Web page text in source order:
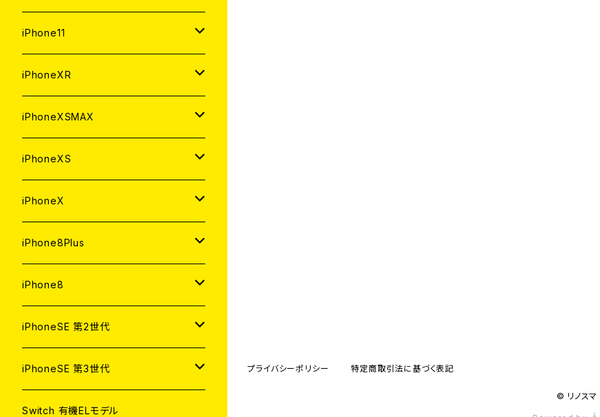
中古（整備済み）
中古（整備済み）
新品
中古（整備済み）
中古（整備済み）
新品
中古（整備済み）
64GB
新品
中古（整備済み）
新品
中古（整備済み）
256GB
新品
中古（整備済み）
64GB
新品
中古（整備済み）
512GB
新品
中古（整備済み）
256GB
新品
中古（整備済み）
64GB
新品
中古（整備済み）
iPhone11
256GB
新品
中古（整備済み）
128GB
新品
中古（整備済み）
64GB
新品
中古（整備済み）
iPhoneXR
256GB
新品
中古（整備済み）
128GB
新品
中古（整備済み）
64GB
新品
中古（整備済み）
iPhoneXSMAX
512GB
新品
中古（整備済み）
256GB
新品
中古（整備済み）
64GB
新品
中古（整備済み）
iPhoneXS
512GB
新品
中古（整備済み）
256GB
新品
中古（整備済み）
64GB
新品
中古（整備済み）
iPhoneX
256GB
新品
中古（整備済み）
64GB
新品
中古（整備済み）
iPhone8Plus
256GB
新品
中古（整備済み）
128GB
新品
中古（整備済み）
64GB
新品
iPhone8
256GB
新品
中古（整備済み）
128GB
新品
64GB
iPhoneSE 第2世代
256GB
新品
128GB
iPhoneSE 第3世代
256GB
Switch 有機ELモデル
プライバシーポリシー 特定商取引法に基づく表記
© リノスマ